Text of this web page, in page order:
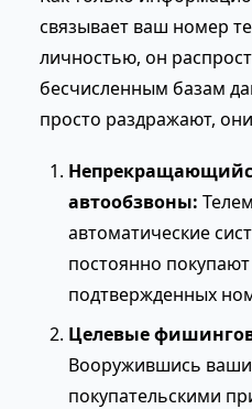
связывает ваш номер
личностью, он
бесчисленным базам
просто раздражают,
автообзвоны:
автоматические
постоянно
подтвержденных
Целевые
Вооружившись
покупательскими